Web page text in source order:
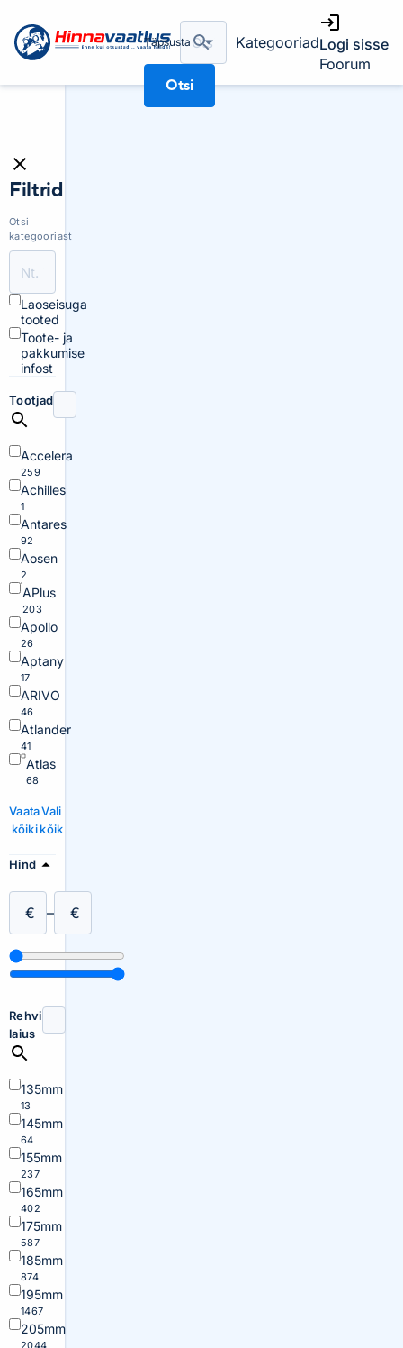
Täpsusta
Otsi
KategooriadLogi sisse
Foorum
Filtrid
Otsi
kategooriast
Laoseisuga
tooted
Toote- ja
pakkumise
infost
Tootjad
Accelera
259
Achilles
1
Antares
92
Aosen
2
APlus
203
Apollo
26
Aptany
17
ARIVO
46
Atlander
41
Atlas
68
Vaata
kõiki
Vali
kõik
Hind
€ – €
Rehvi
laius
135mm
13
145mm
64
155mm
237
165mm
402
175mm
587
185mm
874
195mm
1467
205mm
2044